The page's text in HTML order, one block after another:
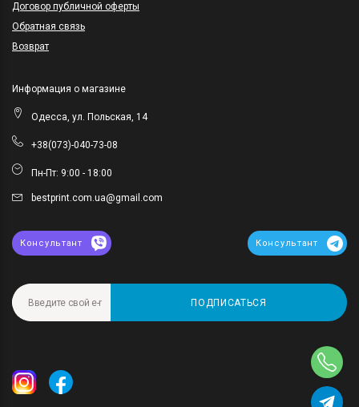
Договор публичной оферты
Обратная связь
Возврат
Информация о магазине
Одесса, ул. Польская, 14
+38(073)-040-73-08
Пн-Пт: 9:00 - 18:00
bestprint.com.ua@gmail.com
Консультант Консультант
ПОДПИСАТЬСЯ